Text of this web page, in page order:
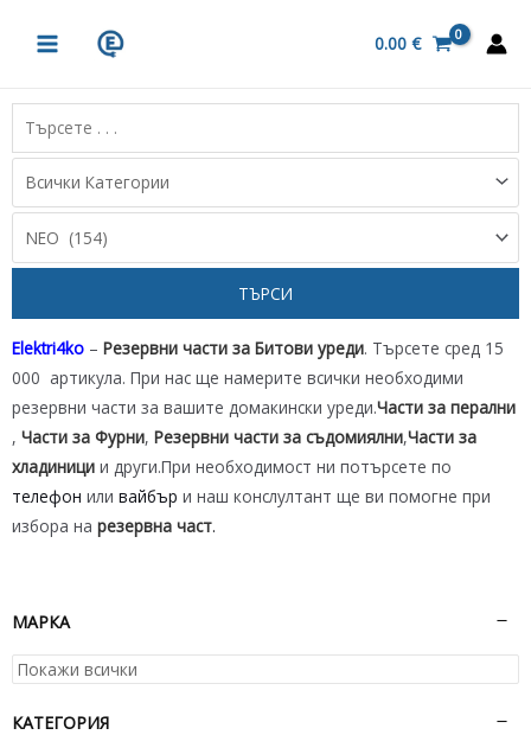
MENU
0.00 €
Elektri4ko – Резервни части за Битови уреди. Търсете сред 15
000 артикула. При нас ще намерите всички необходими
резервни части за вашите домакински уреди.Части за перални
, Части за Фурни, Резервни части за съдомиялни,Части за
хладиници и други.При необходимост ни потърсете по
телефон или вайбър и наш конслултант ще ви помогне при
избора на резервна част.
МАРКА
КАТЕГОРИЯ